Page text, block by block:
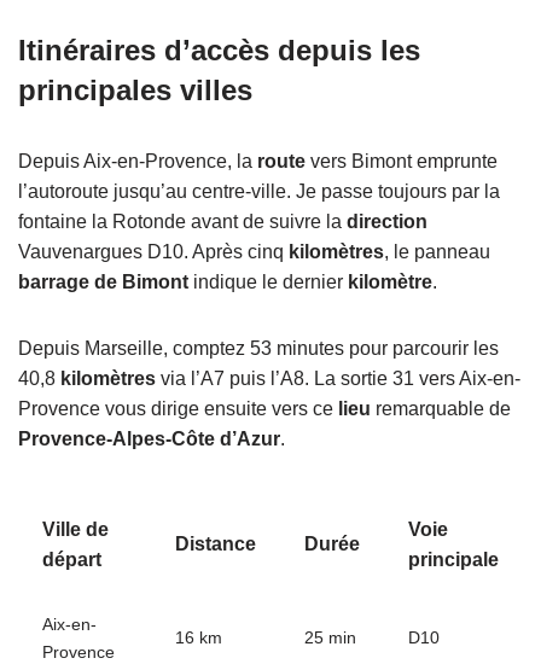
Itinéraires d’accès depuis les
principales villes
Depuis Aix-en-Provence, la route vers Bimont emprunte
l’autoroute jusqu’au centre-ville. Je passe toujours par la
fontaine la Rotonde avant de suivre la direction
Vauvenargues D10. Après cinq kilomètres, le panneau
barrage de Bimont indique le dernier kilomètre.
Depuis Marseille, comptez 53 minutes pour parcourir les
40,8 kilomètres via l’A7 puis l’A8. La sortie 31 vers Aix-en-
Provence vous dirige ensuite vers ce lieu remarquable de
Provence-Alpes-Côte d’Azur.
Ville de
départ
Distance Durée
Voie
principale
Aix-en-
Provence
16 km 25 min D10